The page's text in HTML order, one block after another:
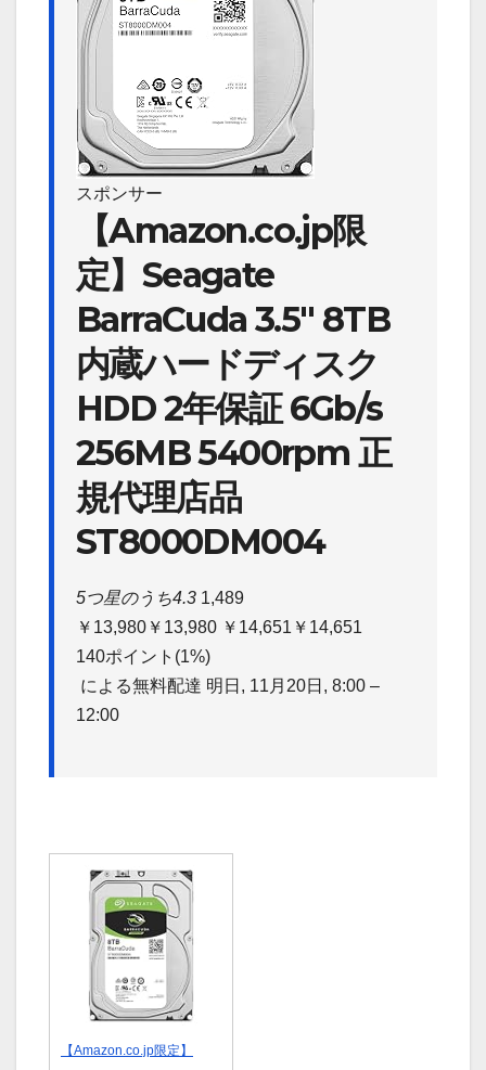
スポンサー
【Amazon.co.jp限
定】Seagate
BarraCuda 3.5″ 8TB
内蔵ハードディスク
HDD 2年保証 6Gb/s
256MB 5400rpm 正
規代理店品
ST8000DM004
5つ星のうち4.3 1,489
￥13,980 ￥13,980 ￥14,651 ￥14,651
140ポイント(1%)
による無料配達 明日, 11月20日, 8:00 –
12:00
【Amazon.co.jp限定】